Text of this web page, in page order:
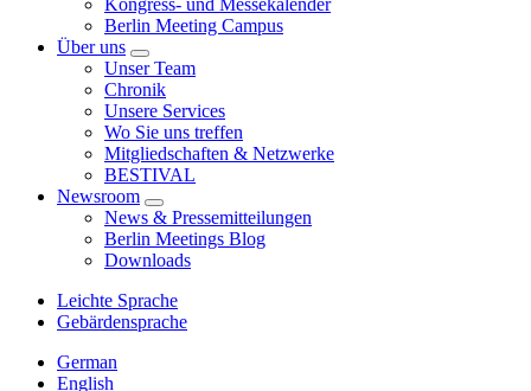
Berlin Meeting Campus
Über uns
Unser Team
Chronik
Unsere Services
Wo Sie uns treffen
Mitgliedschaften & Netzwerke
BESTIVAL
Newsroom
News & Pressemitteilungen
Berlin Meetings Blog
Downloads
Leichte Sprache
Gebärdensprache
German
English